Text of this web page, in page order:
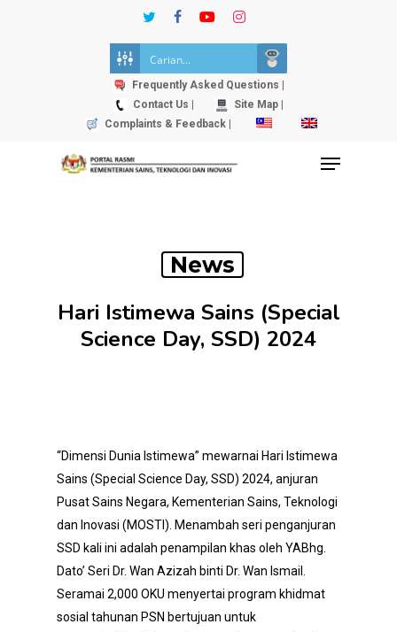
twitterfacebookyoutubeinstagram
Frequently Asked Questions |
Contact Us |
Site Map |
Complaints & Feedback |
Menu
News
Hari Istimewa Sains (Special
Science Day, SSD) 2024
“Dimensi Dunia Istimewa” mewarnai Hari Istimewa
Sains (Special Science Day, SSD) 2024, anjuran
Pusat Sains Negara, Kementerian Sains, Teknologi
dan Inovasi (MOSTI). Menambah seri penganjuran
SSD kali ini adalah penampilan khas oleh YABhg.
Dato’ Seri Dr. Wan Azizah binti Dr. Wan Ismail.
Seramai 2,000 OKU menyertai program khidmat
sosial tahunan PSN bertujuan untuk